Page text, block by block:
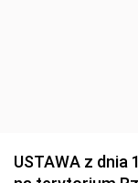
USTAWA z dnia